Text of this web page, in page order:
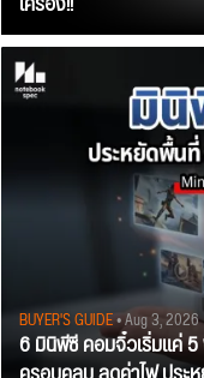
BUYER'S GUIDE• Aug 3, 2026
6 มินิพีซี คอมจิ๋วเริ่มแค่